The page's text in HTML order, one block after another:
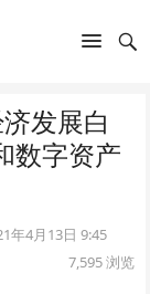
发展白
数字资产
年4月13日 9:45
7,595浏览